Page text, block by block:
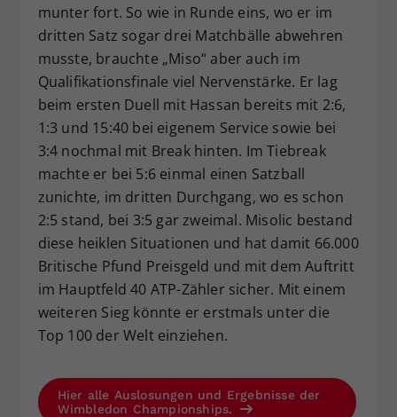
munter fort. So wie in Runde eins, wo er im
dritten Satz sogar drei Matchbälle abwehren
musste, brauchte „Miso“ aber auch im
Qualifikationsfinale viel Nervenstärke. Er lag
beim ersten Duell mit Hassan bereits mit 2:6,
1:3 und 15:40 bei eigenem Service sowie bei
3:4 nochmal mit Break hinten. Im Tiebreak
machte er bei 5:6 einmal einen Satzball
zunichte, im dritten Durchgang, wo es schon
2:5 stand, bei 3:5 gar zweimal. Misolic bestand
diese heiklen Situationen und hat damit 66.000
Britische Pfund Preisgeld und mit dem Auftritt
im Hauptfeld 40 ATP-Zähler sicher. Mit einem
weiteren Sieg könnte er erstmals unter die
Top 100 der Welt einziehen.
Hier alle Auslosungen und Ergebnisse der
Wimbledon Championships.